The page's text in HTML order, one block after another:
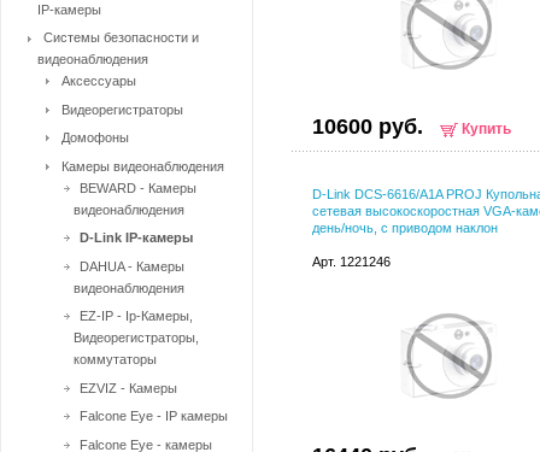
10600 руб. Купить
D-Link DCS-6616/A1A PROJ
сетевая высокоскоростная VGA-
день/ночь, с приводом наклон
Арт. 1221246
IP-камеры
Системы безопасности и
видеонаблюдения
Аксессуары
Видеорегистраторы
Домофоны
Камеры видеонаблюдения
BEWARD - Камеры
видеонаблюдения
D-Link IP-камеры
DAHUA - Камеры
видеонаблюдения
EZ-IP - Ip-Камеры,
Видеорегистраторы,
коммутаторы
EZVIZ - Камеры
Falcone Eye - IP камеры
Falcone Eye - камеры